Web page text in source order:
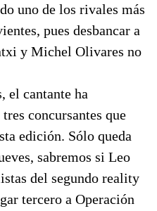
uno de los rivales más
pues desbancar a
y Michel Olivares no
el cantante ha
concursantes que
edición. Sólo queda
sabremos si Leo
del segundo reality
tercero a Operación